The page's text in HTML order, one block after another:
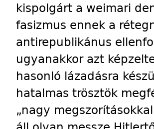
kispolgárt a weimari
fasizmus ennek a
antirepublikánus
ugyanakkor azt
hasonló lázadásra
hatalmas trösztök
„nagy